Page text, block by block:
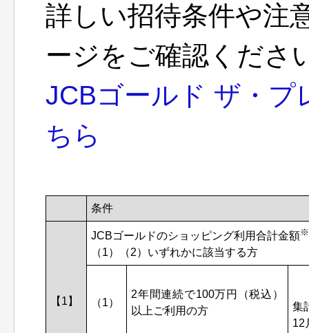
詳しい招待条件や注
ージをご確認くださ
JCBゴールド ザ・プ
ちら
条件
【1】
JCBゴールドのショッピング利用合計金額
（1）（2）いずれかに該当する方
（1）
2年間連続で100万円（税込）
以上ご利用の方
集
12